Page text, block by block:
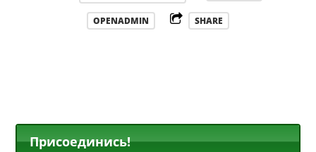
OPENADMIN SHARE
Присоединись!